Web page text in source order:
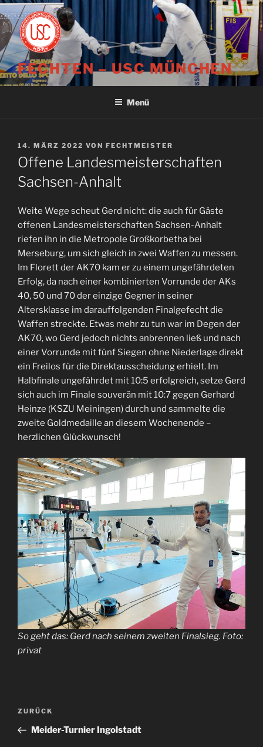
Zum
Inhalt
springen
FECHTEN – USC MÜNCHEN
Menü
VERÖFFENTLICHT
AM
14. MÄRZ 2022 VON FECHTMEISTER
Offene Landesmeisterschaften
Sachsen-Anhalt
Weite Wege scheut Gerd nicht: die auch für Gäste
offenen Landesmeisterschaften Sachsen-Anhalt
riefen ihn in die Metropole Großkorbetha bei
Merseburg, um sich gleich in zwei Waffen zu messen.
Im Florett der AK70 kam er zu einem ungefährdeten
Erfolg, da nach einer kombinierten Vorrunde der AKs
40, 50 und 70 der einzige Gegner in seiner
Altersklasse im darauffolgenden Finalgefecht die
Waffen streckte. Etwas mehr zu tun war im Degen der
AK70, wo Gerd jedoch nichts anbrennen ließ und nach
einer Vorrunde mit fünf Siegen ohne Niederlage direkt
ein Freilos für die Direktausscheidung erhielt. Im
Halbfinale ungefährdet mit 10:5 erfolgreich, setze Gerd
sich auch im Finale souverän mit 10:7 gegen Gerhard
Heinze (KSZU Meiningen) durch und sammelte die
zweite Goldmedaille an diesem Wochenende –
herzlichen Glückwunsch!
So geht das: Gerd nach seinem zweiten Finalsieg. Foto:
privat
Beitragsnavigation
Vorheriger
Beitrag
ZURÜCK
Meider-Turnier Ingolstadt